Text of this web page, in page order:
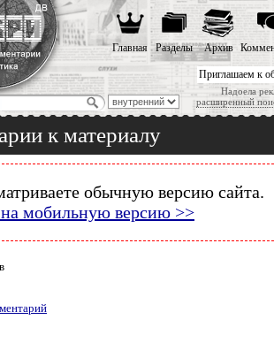
Приглашаем к
Надоела
расширенный
Главная Разделы Архив
к материалу
обычную версию сайта.
мобильную версию >>